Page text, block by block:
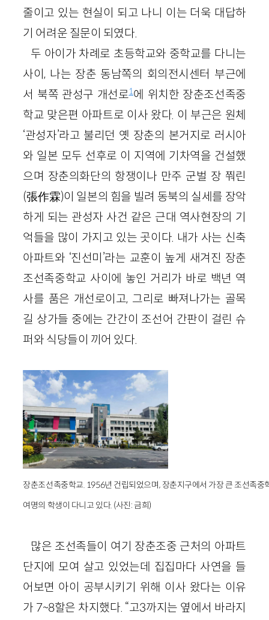
줄이고 있는 현실이 되고 나니 이는 더욱 대답하
기 어려운 질문이 되였다.
두 아이가 차례로 초등학교와 중학교를 다니는
사이, 나는 장춘 동남쪽의 회의전시센터 부근에
서 북쪽 관성구 개선로1에 위치한 장춘조선족중
학교 맞은편 아파트로 이사 왔다. 이 부근은 원체
‘관성자’라고 불리던 옛 장춘의 본거지로 러시아
와 일본 모두 선후로 이 지역에 기차역을 건설했
으며 장춘의화단의 항쟁이나 만주 군벌 장 쭤린
(張作霖)이 일본의 힘을 빌려 동북의 실세를 장악
하게 되는 관성자 사건 같은 근대 역사현장의 기
억들을 많이 가지고 있는 곳이다. 내가 사는 신축
아파트와 ‘진선미’라는 교훈이 높게 새겨진 장춘
조선족중학교 사이에 놓인 거리가 바로 백년 역
사를 품은 개선로이고, 그리로 빠져나가는 골목
길 상가들 중에는 간간이 조선어 간판이 걸린 슈
퍼와 식당들이 끼어 있다.
장춘조선족중학교. 1956년 건립되었으며, 장춘지구에서 가장 큰 조선족
여명의 학생이 다니고 있다. (사진: 금희)
많은 조선족들이 여기 장춘조중 근처의 아파트
단지에 모여 살고 있었는데 집집마다 사연을 들
어보면 아이 공부시키기 위해 이사 왔다는 이유
가 7~8할은 차지했다. “고3까지는 옆에서 바라지